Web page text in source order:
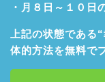
・月８日～１０日
上記の状態である
体的方法を無料で